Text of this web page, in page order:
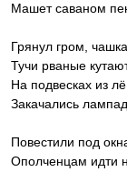
Машет саваном
Грянул гром,
Тучи рваные
На подвесках из
Закачались
Повестили под
Ополченцам идти